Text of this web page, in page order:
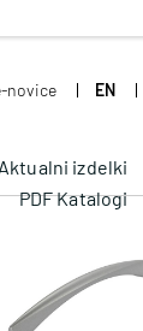
novice EN
Aktualni izdelki
PDF Katalogi